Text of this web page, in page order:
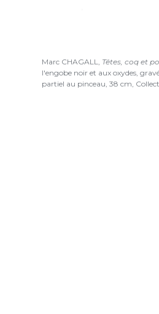
Marc CHAGALL, Têtes, coq et
l'engobe noir et aux oxydes,
partiel au pinceau, 38 cm,